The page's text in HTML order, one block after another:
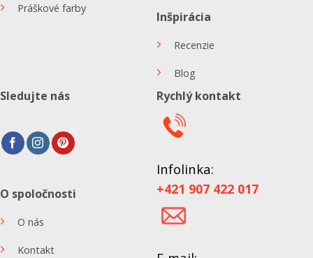
Práškové farby
Inšpirácia
Recenzie
Blog
Sledujte nás
O spoločnosti
O nás
Kontakt
Rychlý kontakt
Infolinka:
+421 907 422 017